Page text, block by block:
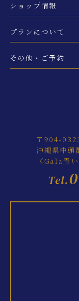
ショップ情報
プランについて
その他・ご予約
〒904-
沖縄県中頭
〈Gala青
Tel.